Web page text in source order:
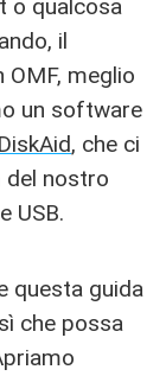
o qualcosa
il
meglio
un software
DiskAid, che ci
del nostro
USB.
questa guida
che possa